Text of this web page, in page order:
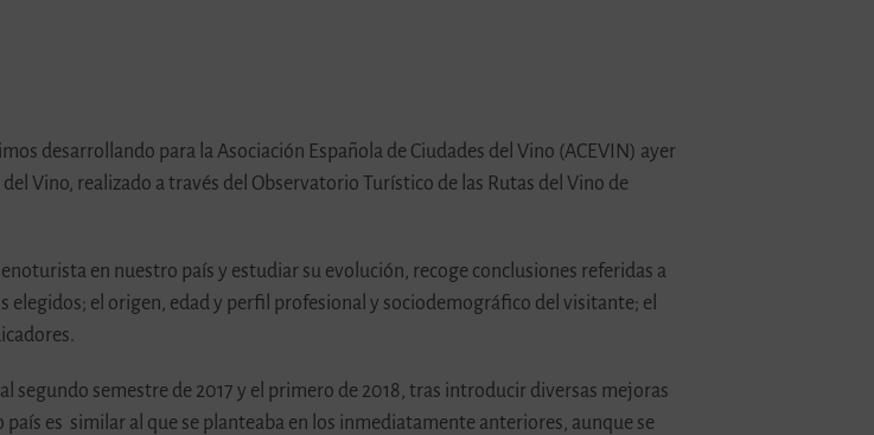
desarrollando para la Asociación Española de Ciudades del Vino (ACEVIN) ayer
Vino, realizado a través del Observatorio Turístico de las Rutas del Vino de
en nuestro país y estudiar su evolución, recoge conclusiones referidas a
elegidos; el origen, edad y perfil profesional y sociodemográfico del visitante; el
segundo semestre de 2017 y el primero de 2018, tras introducir diversas mejoras
es similar al que se planteaba en los inmediatamente anteriores, aunque se